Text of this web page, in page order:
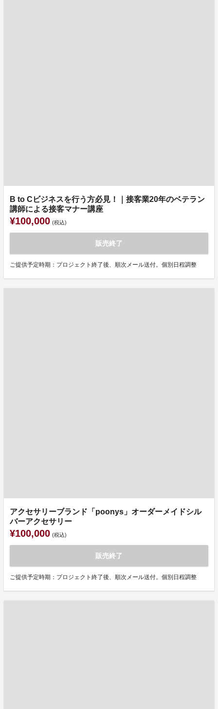
B to Cビジネスを行う方必見！｜接客業20年のベテラン
講師による接客マナー講座
¥100,000 (税込)
販売終了
ご提供予定時期：プロジェクト終了後、順次メール送付。個別日程調整
アクセサリーブランド「poonys」オーダーメイドシル
バーアクセサリー
¥100,000 (税込)
販売終了
ご提供予定時期：プロジェクト終了後、順次メール送付。個別日程調整